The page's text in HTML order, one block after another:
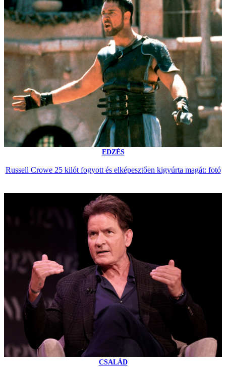
EDZÉS
Russell Crowe 25 kilót fogyott és elképesztően kigyúrta magát: fotó
CSALÁD